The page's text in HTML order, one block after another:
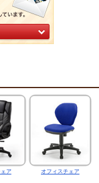
ア オフィスチェア